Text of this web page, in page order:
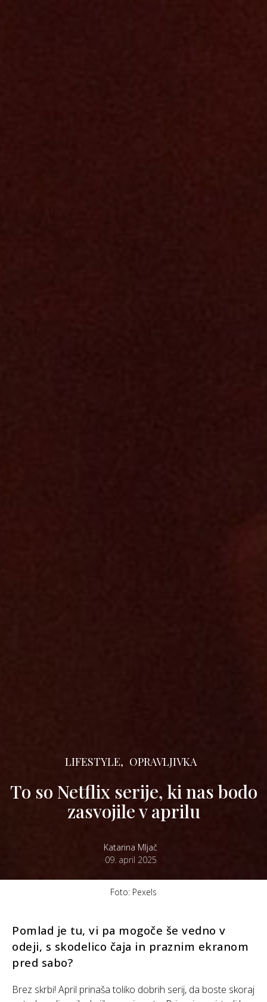
LIFESTYLE, OPRAVLJIVKA
To so Netflix serije, ki nas bodo
zasvojile v aprilu
Katarina Mljač
09. april 2025
Foto: Pexels
Pomlad je tu, vi pa mogoče še vedno v
odeji, s skodelico čaja in praznim ekranom
pred sabo?
Brez skrbi! April prinaša toliko dobrih serij, da boste skoraj